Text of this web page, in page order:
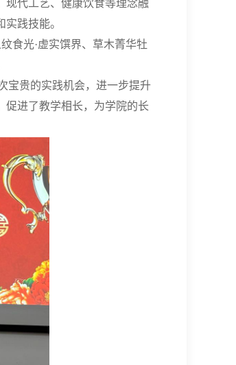
现代工艺、健康饮食等理念融
践技能。
食光·虚实馔界、草木菁华牡
宝贵的实践机会，进一步提升
促进了教学相长，为学院的长